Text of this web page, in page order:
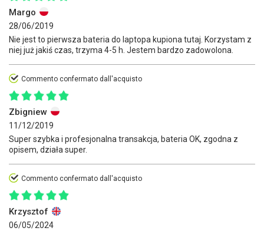
Margo
28/06/2019
Nie jest to pierwsza bateria do laptopa kupiona tutaj. Korzystam z
niej już jakiś czas, trzyma 4-5 h. Jestem bardzo zadowolona.
Commento confermato dall'acquisto
Zbigniew
11/12/2019
Super szybka i profesjonalna transakcja, bateria OK, zgodna z
opisem, działa super.
Commento confermato dall'acquisto
Krzysztof
06/05/2024